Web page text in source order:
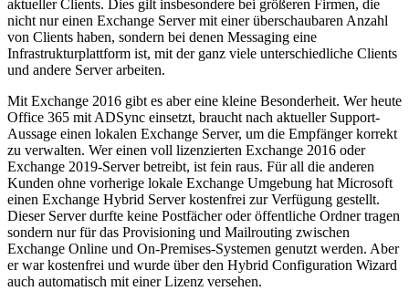
aktueller Clients. Dies gilt insbesondere bei größeren Firmen, die
nicht nur einen Exchange Server mit einer überschaubaren Anzahl
von Clients haben, sondern bei denen Messaging eine
Infrastrukturplattform ist, mit der ganz viele unterschiedliche Clients
und andere Server arbeiten.
Mit Exchange 2016 gibt es aber eine kleine Besonderheit. Wer heute
Office 365 mit ADSync einsetzt, braucht nach aktueller Support-
Aussage einen lokalen Exchange Server, um die Empfänger korrekt
zu verwalten. Wer einen voll lizenzierten Exchange 2016 oder
Exchange 2019-Server betreibt, ist fein raus. Für all die anderen
Kunden ohne vorherige lokale Exchange Umgebung hat Microsoft
einen Exchange Hybrid Server kostenfrei zur Verfügung gestellt.
Dieser Server durfte keine Postfächer oder öffentliche Ordner tragen
sondern nur für das Provisioning und Mailrouting zwischen
Exchange Online und On-Premises-Systemen genutzt werden. Aber
er war kostenfrei und wurde über den Hybrid Configuration Wizard
auch automatisch mit einer Lizenz versehen.